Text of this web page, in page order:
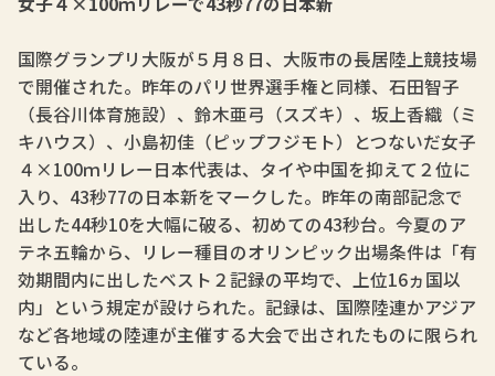
国際グランプリ大阪が５月８日、大阪市の長居陸上競技場
で開催された。昨年のパリ世界選手権と同様、石田智子
（長谷川体育施設）、鈴木亜弓（スズキ）、坂上香織（ミ
キハウス）、小島初佳（ピップフジモト）とつないだ女子
４×100ｍリレー日本代表は、タイや中国を抑えて２位に
入り、43秒77の日本新をマークした。昨年の南部記念で
出した44秒10を大幅に破る、初めての43秒台。今夏のア
テネ五輪から、リレー種目のオリンピック出場条件は「有
効期間内に出したベスト２記録の平均で、上位16ヵ国以
内」という規定が設けられた。記録は、国際陸連かアジア
など各地域の陸連が主催する大会で出されたものに限られ
ている。